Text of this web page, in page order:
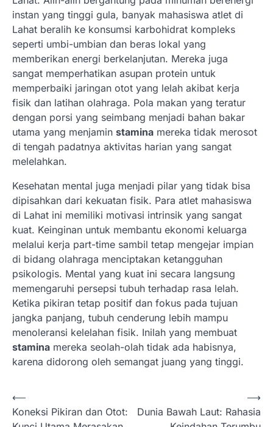
instan yang tinggi gula, banyak mahasiswa atlet di
Lahat beralih ke konsumsi karbohidrat kompleks
seperti umbi-umbian dan beras lokal yang
memberikan energi berkelanjutan. Mereka juga
sangat memperhatikan asupan protein untuk
memperbaiki jaringan otot yang lelah akibat kerja
fisik dan latihan olahraga. Pola makan yang teratur
dengan porsi yang seimbang menjadi bahan bakar
utama yang menjamin stamina mereka tidak merosot
di tengah padatnya aktivitas harian yang sangat
melelahkan.
Kesehatan mental juga menjadi pilar yang tidak bisa
dipisahkan dari kekuatan fisik. Para atlet mahasiswa
di Lahat ini memiliki motivasi intrinsik yang sangat
kuat. Keinginan untuk membantu ekonomi keluarga
melalui kerja part-time sambil tetap mengejar impian
di bidang olahraga menciptakan ketangguhan
psikologis. Mental yang kuat ini secara langsung
memengaruhi persepsi tubuh terhadap rasa lelah.
Ketika pikiran tetap positif dan fokus pada tujuan
jangka panjang, tubuh cenderung lebih mampu
menoleransi kelelahan fisik. Inilah yang membuat
stamina mereka seolah-olah tidak ada habisnya,
karena didorong oleh semangat juang yang tinggi.
N
a
⟵
Koneksi Pikiran dan Otot:
Dunia Bawah Laut: Rahasia
⟶